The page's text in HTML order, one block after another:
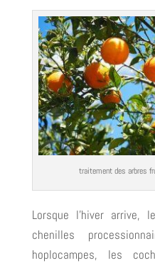
traitement des arbres
Lorsque l’hiver arrive,
chenilles
hoplocampes, les